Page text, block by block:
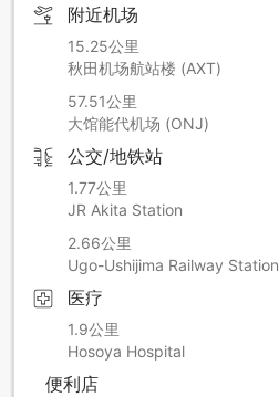
附近机场
15.25公里
秋田机场航站楼 (AXT)
57.51公里
大馆能代机场 (ONJ)
公交/地铁站
1.77公里
JR Akita Station
2.66公里
Ugo-Ushijima Railway Station
医疗
1.9公里
Hosoya Hospital
便利店